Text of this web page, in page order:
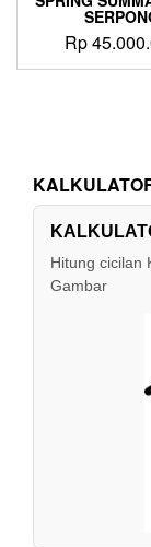
Rp
Hitung cicilan
Gambar